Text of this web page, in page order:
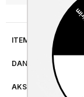
ITEM FEATURES
DANIŞMA HATTI
AKSESUAR ONARIMI